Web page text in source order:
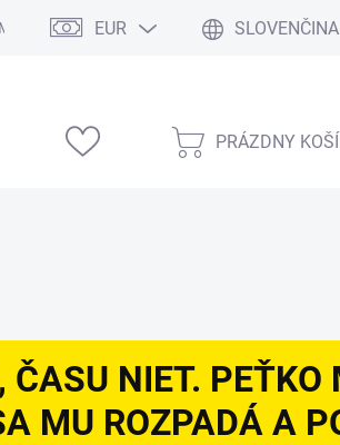
Modelárske výstavy
EUR SLOVENČINA
PRÁZDNY
NIET.
MU ROZPADÁ A